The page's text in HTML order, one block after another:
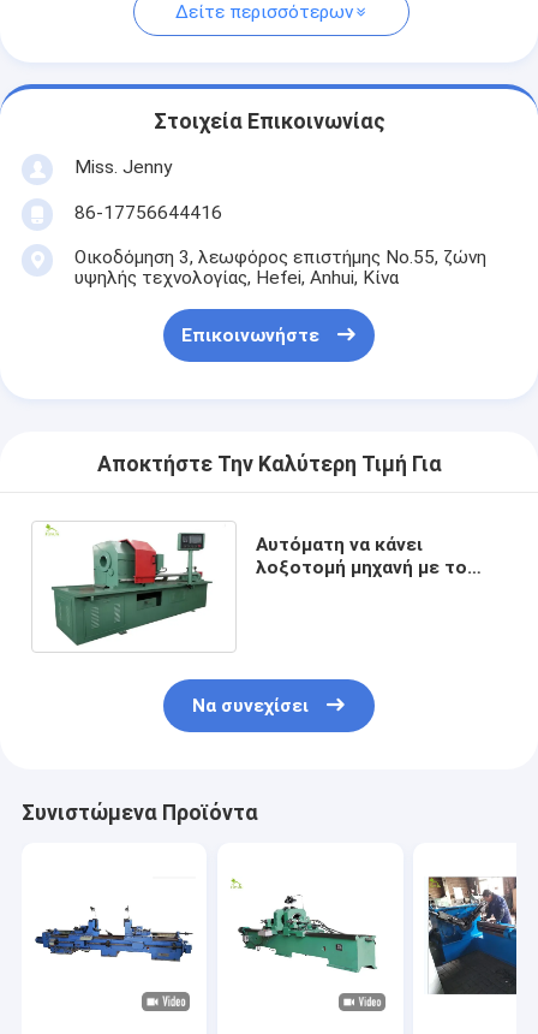
Δείτε περισσότερων
Στοιχεία Επικοινωνίας
Miss. Jenny
86-17756644416
Οικοδόμηση 3, λεωφόρος επιστήμης No.55, ζώνη
υψηλής τεχνολογίας, Hefei, Anhui, Κίνα
Επικοινωνήστε
Αποκτήστε Την Καλύτερη Τιμή Για
Αυτόματη να κάνει
λοξοτομή μηχανή με το
Να συνεχίσει
Συνιστώμενα Προϊόντα